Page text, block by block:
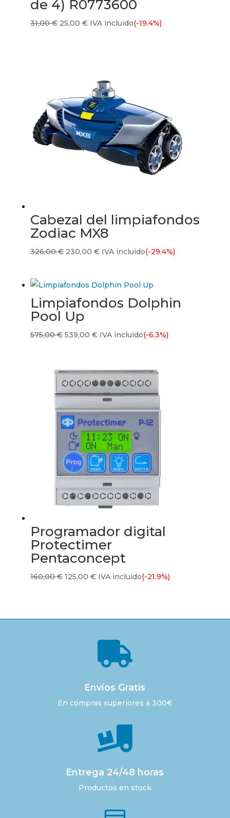
de 4) R0773600
31,00€ El
25,00 €ElIVA incluido(-19.4%)
Cabezal del limpiafondos
Zodiac MX8
326,00€ El
326,00 €.
230,00 €El
es:
230,00 €.
IVA incluido(-29.4%)
Limpiafondos Dolphin
Pool Up
575,00€ El
era:
575,00 €.
539,00 €El
es:
539,00 €.
IVA incluido(-6.3%)
Programador digital
Protectimer
Pentaconcept
160,00€ El
125,00 €ElIVA incluido(-21.9%)

Envíos Gratis
En compras superiores a 300€

Entrega 24/48 horas
Productos en stock